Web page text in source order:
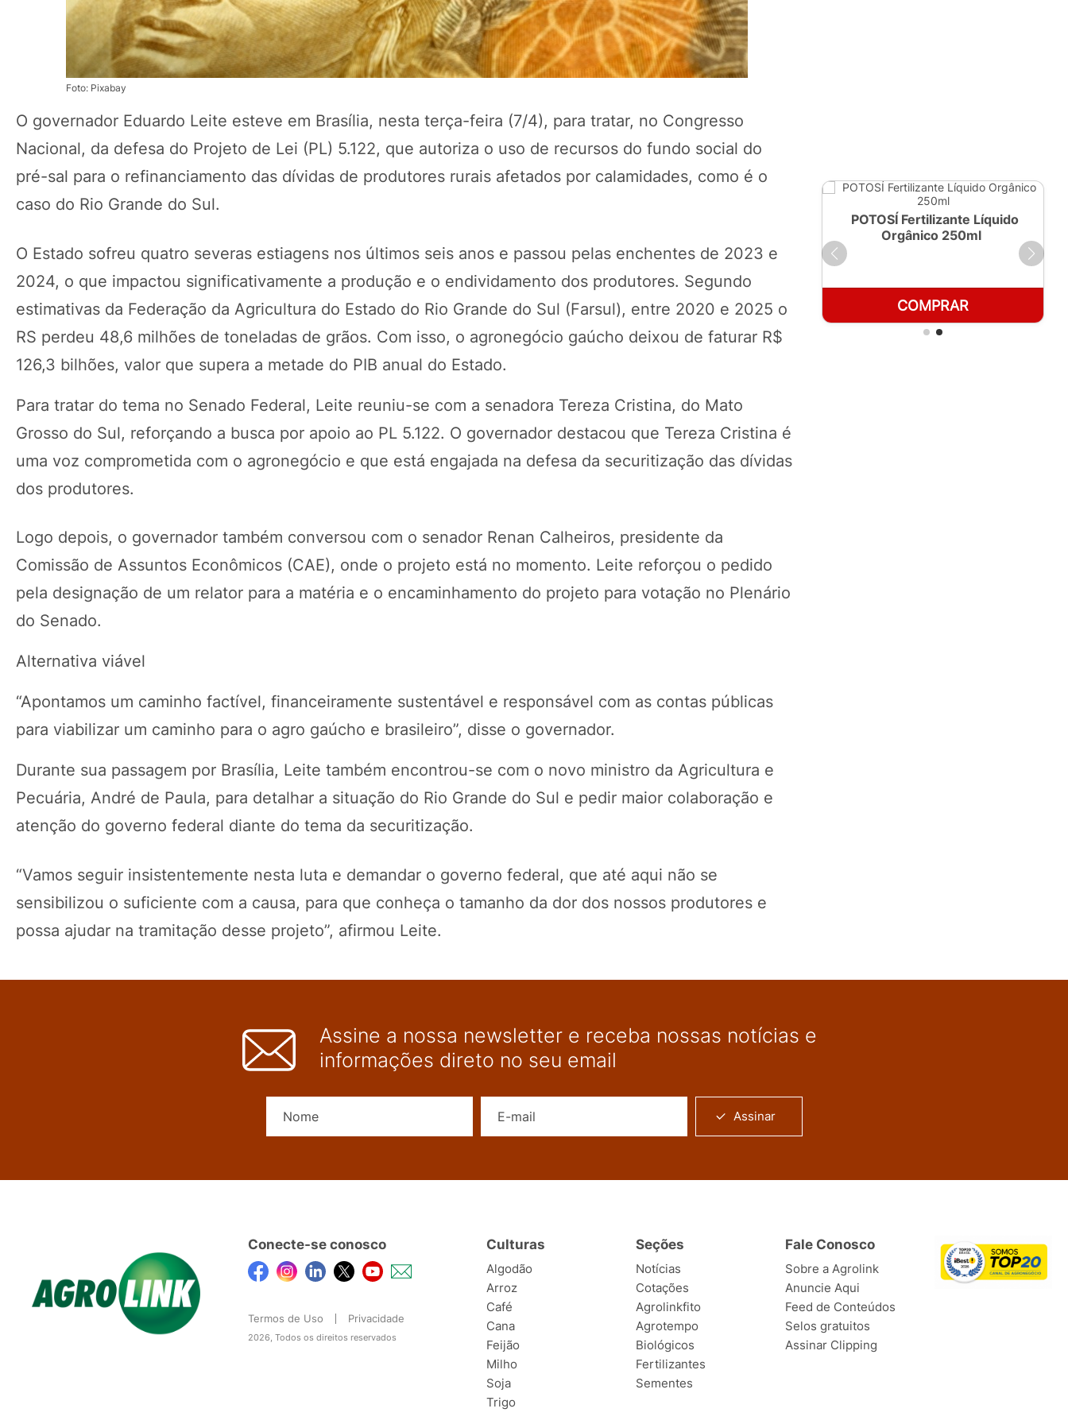
Foto: Pixabay
O governador Eduardo Leite esteve em Brasília, nesta terça-feira (7/4), para tratar, no Congresso
Nacional, da defesa do Projeto de Lei (PL) 5.122, que autoriza o uso de recursos do fundo social do
pré-sal para o refinanciamento das dívidas de produtores rurais afetados por calamidades, como é o
caso do Rio Grande do Sul.
O Estado sofreu quatro severas estiagens nos últimos seis anos e passou pelas enchentes de 2023 e
2024, o que impactou significativamente a produção e o endividamento dos produtores. Segundo
estimativas da Federação da Agricultura do Estado do Rio Grande do Sul (Farsul), entre 2020 e 2025 o
RS perdeu 48,6 milhões de toneladas de grãos. Com isso, o agronegócio gaúcho deixou de faturar R$
126,3 bilhões, valor que supera a metade do PIB anual do Estado.
Para tratar do tema no Senado Federal, Leite reuniu-se com a senadora Tereza Cristina, do Mato
Grosso do Sul, reforçando a busca por apoio ao PL 5.122. O governador destacou que Tereza Cristina é
uma voz comprometida com o agronegócio e que está engajada na defesa da securitização das dívidas
dos produtores.
Logo depois, o governador também conversou com o senador Renan Calheiros, presidente da
Comissão de Assuntos Econômicos (CAE), onde o projeto está no momento. Leite reforçou o pedido
pela designação de um relator para a matéria e o encaminhamento do projeto para votação no Plenário
do Senado.
Alternativa viável
“Apontamos um caminho factível, financeiramente sustentável e responsável com as contas públicas
para viabilizar um caminho para o agro gaúcho e brasileiro”, disse o governador.
Durante sua passagem por Brasília, Leite também encontrou-se com o novo ministro da Agricultura e
Pecuária, André de Paula, para detalhar a situação do Rio Grande do Sul e pedir maior colaboração e
atenção do governo federal diante do tema da securitização.
“Vamos seguir insistentemente nesta luta e demandar o governo federal, que até aqui não se
sensibilizou o suficiente com a causa, para que conheça o tamanho da dor dos nossos produtores e
possa ajudar na tramitação desse projeto”, afirmou Leite.
COMPRAR
POTOSÍ Fertilizante Líquido
Orgânico 250ml
COMPRAR
Assine a nossa newsletter e receba nossas notícias e
informações direto no seu email
Assinar
Conecte-se conosco
Termos de Uso Privacidade
2026, Todos os direitos reservados
Culturas
Algodão
Arroz
Café
Cana
Feijão
Milho
Soja
Trigo
Seções
Notícias
Cotações
Agrolinkfito
Agrotempo
Biológicos
Fertilizantes
Sementes
Fale Conosco
Sobre a Agrolink
Anuncie Aqui
Feed de Conteúdos
Selos gratuitos
Assinar Clipping